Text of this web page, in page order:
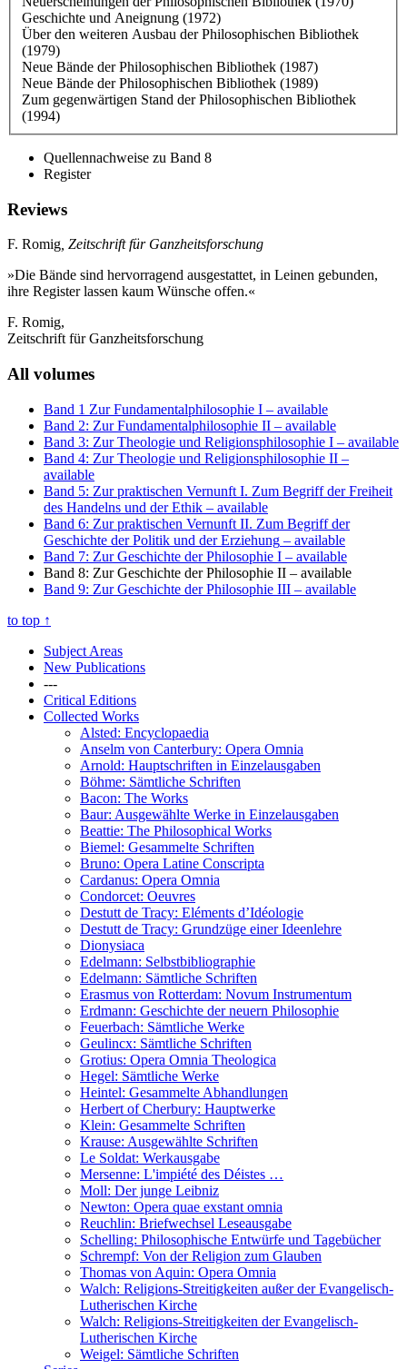
Geschichte und Aneignung (1972)
Über den weiteren Ausbau der Philosophischen Bibliothek
(1979)
Neue Bände der Philosophischen Bibliothek (1987)
Neue Bände der Philosophischen Bibliothek (1989)
Zum gegenwärtigen Stand der Philosophischen Bibliothek
(1994)
Quellennachweise zu Band 8
Register
Reviews
F. Romig , Zeitschrift für Ganzheitsforschung
»Die Bände sind hervorragend ausgestattet, in Leinen gebunden,
ihre Register lassen kaum Wünsche offen.«
F. Romig,
Zeitschrift für Ganzheitsforschung
All volumes
Band 1 Zur Fundamentalphilosophie I – available
Band 2: Zur Fundamentalphilosophie II – available
Band 3: Zur Theologie und Religionsphilosophie I – available
Band 4: Zur Theologie und Religionsphilosophie II –
available
Band 5: Zur praktischen Vernunft I. Zum Begriff der Freiheit
des Handelns und der Ethik – available
Band 6: Zur praktischen Vernunft II. Zum Begriff der
Geschichte der Politik und der Erziehung – available
Band 7: Zur Geschichte der Philosophie I – available
Band 8: Zur Geschichte der Philosophie II – available
Band 9: Zur Geschichte der Philosophie III – available
to top ↑
Subject Areas
New Publications
---
Critical Editions
Collected Works
Alsted: Encyclopaedia
Anselm von Canterbury: Opera Omnia
Arnold: Hauptschriften in Einzelausgaben
Böhme: Sämtliche Schriften
Bacon: The Works
Baur: Ausgewählte Werke in Einzelausgaben
Beattie: The Philosophical Works
Biemel: Gesammelte Schriften
Bruno: Opera Latine Conscripta
Cardanus: Opera Omnia
Condorcet: Oeuvres
Destutt de Tracy: Eléments d’Idéologie
Destutt de Tracy: Grundzüge einer Ideenlehre
Dionysiaca
Edelmann: Selbstbibliographie
Edelmann: Sämtliche Schriften
Erasmus von Rotterdam: Novum Instrumentum
Erdmann: Geschichte der neuern Philosophie
Feuerbach: Sämtliche Werke
Geulincx: Sämtliche Schriften
Grotius: Opera Omnia Theologica
Hegel: Sämtliche Werke
Heintel: Gesammelte Abhandlungen
Herbert of Cherbury: Hauptwerke
Klein: Gesammelte Schriften
Krause: Ausgewählte Schriften
Le Soldat: Werkausgabe
Mersenne: L'impiété des Déistes …
Moll: Der junge Leibniz
Newton: Opera quae exstant omnia
Reuchlin: Briefwechsel Leseausgabe
Schelling: Philosophische Entwürfe und Tagebücher
Schrempf: Von der Religion zum Glauben
Thomas von Aquin: Opera Omnia
Walch: Religions-Streitigkeiten außer der Evangelisch-
Lutherischen Kirche
Walch: Religions-Streitigkeiten der Evangelisch-
Lutherischen Kirche
Weigel: Sämtliche Schriften